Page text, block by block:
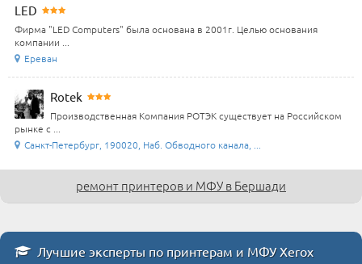
LED
Фирма "LED Computers" была основана в 2001г. Целью основания
компании ...
Ереван
Rotek
Производственная Компания РОТЭК существует на Российском
рынке с ...
Санкт-Петербург, 190020, Наб. Обводного канала, ...
ремонт принтеров и МФУ в Бершади
Лучшие эксперты по принтерам и МФУ Xerox